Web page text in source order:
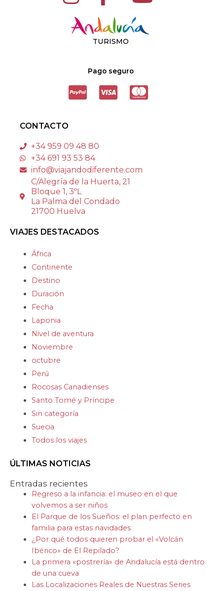
TURISMO
Pago seguro
CONTACTO
+34 959 09 48 80
+34 691 93 53 84
info@viajandodiferente.com
C/Alegría de la Huerta, 21
Bloque 1, 3ºL
La Palma del Condado
21700 Huelva
VIAJES DESTACADOS
África
Continente
Destino
Duración
Fecha
Laponia
Nivel de aventura
Noviembre
octubre
Perú
Rocosas Canadienses
Santo Tomé y Príncipe
Sin categoría
Suecia
Todos los viajes
ÚLTIMAS NOTICIAS
Entradas recientes
Regreso a la infancia: el museo en el que
volvemos a ser niños
El Parque de los Sueños: el plan perfecto en
familia para estas navidades
¿Por qué todos quieren probar el «Volcán
Ibérico» de El Repilado?
La primera «postrería» de Andalucía está dentro
de una cueva
Las Localizaciones Reales de Nuestras Series